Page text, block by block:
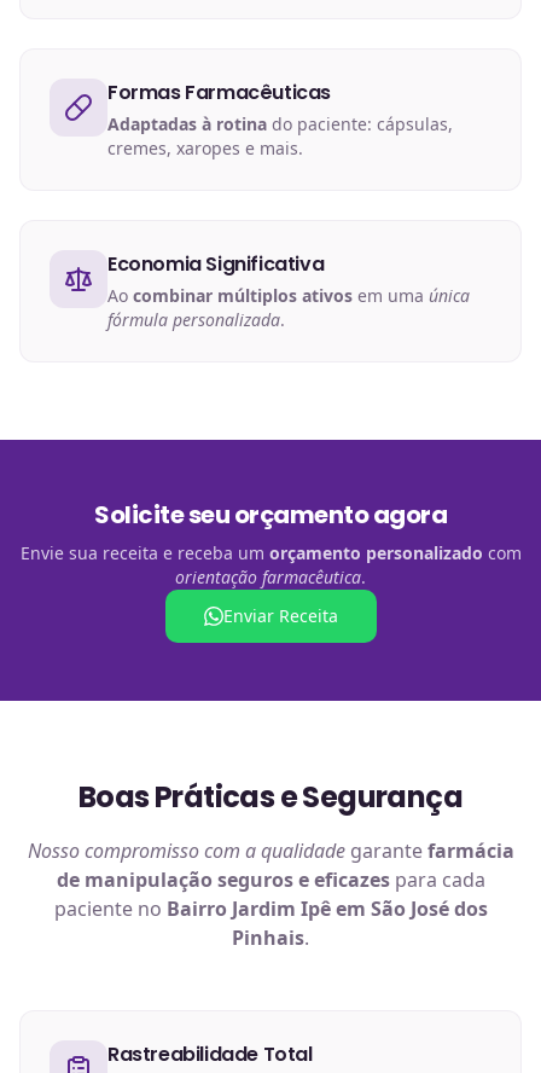
Formas Farmacêuticas
Adaptadas à rotina do paciente: cápsulas,
cremes, xaropes e mais.
Economia Significativa
Ao combinar múltiplos ativos em uma única
fórmula personalizada.
Solicite seu orçamento agora
Envie sua receita e receba um orçamento personalizado com
orientação farmacêutica.
Enviar Receita
Boas Práticas e Segurança
Nosso compromisso com a qualidadegarantefarmácia
de manipulaçãoseguros e eficazespara cada
paciente no Bairro Jardim Ipê em São José dos
Pinhais.
Rastreabilidade Total